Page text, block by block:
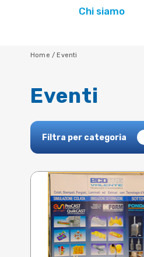
Chi siamo
Home / Eventi
Eventi
Filtra per categoria